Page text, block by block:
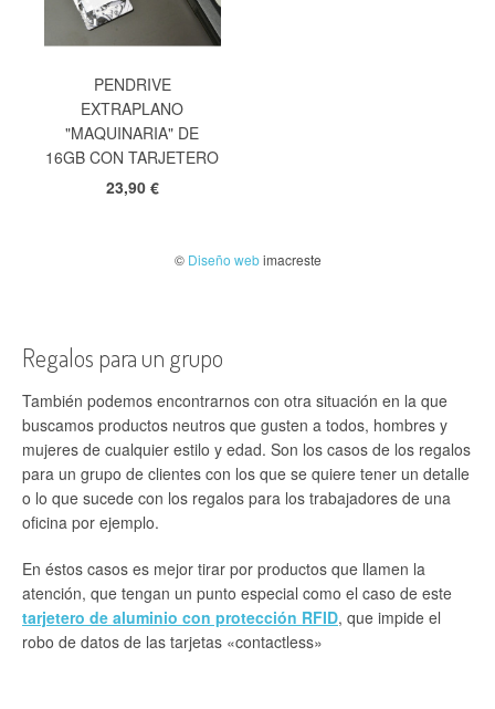
PENDRIVE
EXTRAPLANO
"MAQUINARIA" DE
16GB CON TARJETERO
23,90 €
© Diseño webimacreste
Regalos para un grupo
También podemos encontrarnos con otra situación en la que
buscamos productos neutros que gusten a todos, hombres y
mujeres de cualquier estilo y edad. Son los casos de los regalos
para un grupo de clientes con los que se quiere tener un detalle
o lo que sucede con los regalos para los trabajadores de una
oficina por ejemplo.
En éstos casos es mejor tirar por productos que llamen la
atención, que tengan un punto especial como el caso de este
tarjetero de aluminio con protección RFID, que impide el
robo de datos de las tarjetas «contactless»